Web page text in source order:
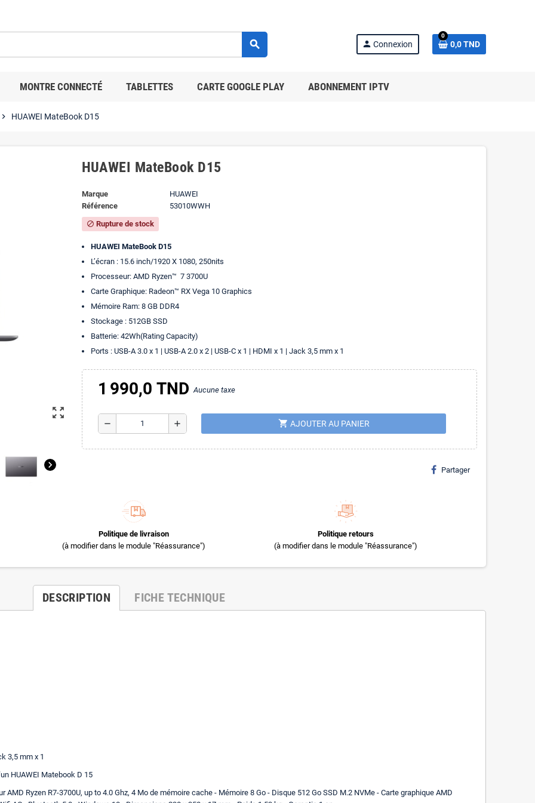
search person Connexion
0
0,0 TND
MONTRE CONNECTÉ TABLETTES CARTE GOOGLE PLAY ABONNEMENT IPTV
chevron_right HUAWEI MateBook D15
zoom_out_map
chevron_right
HUAWEI MateBook D15
Marque
HUAWEI
Référence
53010WWH
block Rupture de stock
HUAWEI MateBook D15
L’écran : 15.6 inch/1920 X 1080, 250nits
Processeur: AMD Ryzen™ 7 3700U
Carte Graphique: Radeon™ RX Vega 10 Graphics
Mémoire Ram: 8 GB DDR4
Stockage : 512GB SSD
Batterie: 42Wh(Rating Capacity)
Ports : USB-A 3.0 x 1 | USB-A 2.0 x 2 | USB-C x 1 | HDMI x 1 | Jack 3,5 mm x 1
1 990,0 TNDAucune taxe
remove add shopping_cart AJOUTER AU PANIER
Partager
Politique de livraison
(à modifier dans le module "Réassurance")
Politique retours
(à modifier dans le module "Réassurance")
DESCRIPTION FICHE TECHNIQUE
3,5 mm x 1
HUAWEI Matebook D 15
AMD Ryzen R7-3700U, up to 4.0 Ghz, 4 Mo de mémoire cache - Mémoire 8 Go - Disque 512 Go SSD M.2 NVMe - Carte graphique AMD